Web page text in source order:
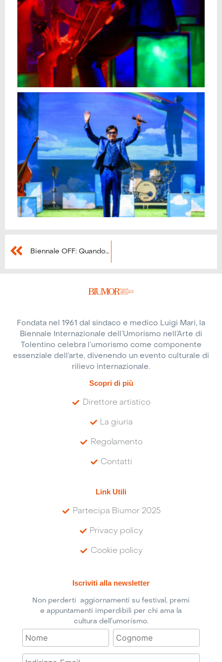
Biennale OFF: Quando l’umorismo invade la città
Fondata nel 1961 dal sindaco e medico Luigi Mari, la
Biennale Internazionale dell’Umorismo nell’Arte di
Tolentino celebra l’umorismo come componente
essenziale dell’arte, divenendo un evento culturale di
rilievo internazionale.
Scopri di più
Direttore artistico
La giuria
Regolamento
Contatti
Link Utili
Partecipa Biumor 2025
Privacy policy
Cookie policy
Iscriviti alla newsletter
Non perderti aggiornamenti su festival, premi
e appuntamenti imperdibili per chi ama la
cultura dell’umorismo.